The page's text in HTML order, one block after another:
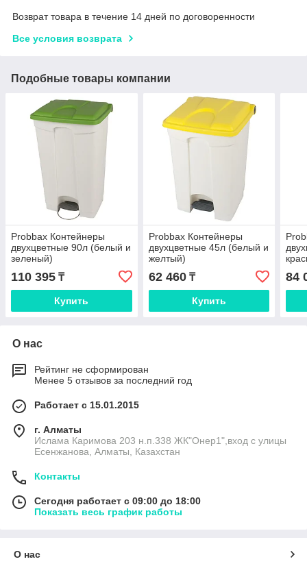
Возврат товара в течение 14 дней по договоренности
Все условия возврата
Подобные товары компании
Probbax Контейнеры
двухцветные 90л (белый и
зеленый)
110 395 ₸
Купить
Probbax Контейнеры
двухцветные 45л (белый и
желтый)
62 460₸
Купить
84
О нас
Рейтинг не сформирован
Менее 5 отзывов за последний год
Работает с 15.01.2015
г. Алматы
Ислама Каримова 203 н.п.338 ЖК"Онер1",вход с улицы
Есенжанова, Алматы, Казахстан
Контакты
Сегодня работает с 09:00 до 18:00
Показать весь график работы
О нас